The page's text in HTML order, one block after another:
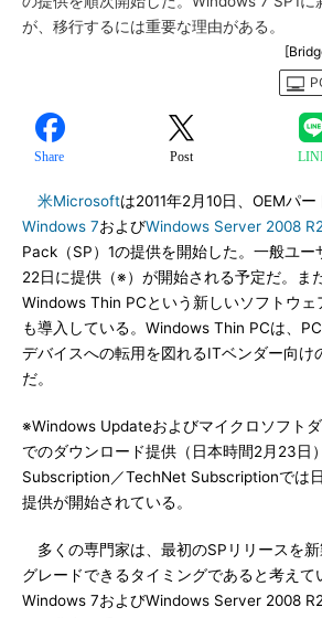
が、移行するには重要な理由がある。
Share Post
米Microsoftは2011年2月10日、OEMパ
Windows 7およびWindows Server 2008 R2
Pack（SP）1の提供を開始した。一般ユー
22日に提供（※）が開始される予定だ。ま
Windows Thin PCという新しいソフトウ
も導入している。Windows Thin PCは、
デバイスへの転用を図れるITベンダー向け
だ。
※Windows Updateおよびマイクロソフト
でのダウンロード提供（日本時間2月23日
Subscription／TechNet Subscriptionでは
提供が開始されている。
多くの専門家は、最初のSPリリースを
グレードできるタイミングであると考えて
Windows 7およびWindows Server 2008